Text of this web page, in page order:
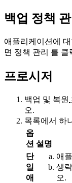
백업 정책 관
애플리케이션에
면 정책 관리 를 클
프로시저
백업 및 복원
오.
목록에서 하
옵
션 설명
단
일
애
애
생
오.